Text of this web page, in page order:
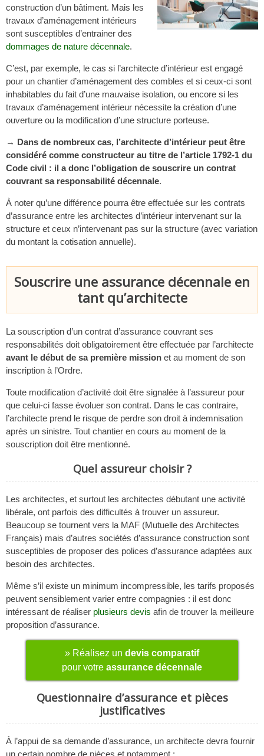
construction d’un bâtiment. Mais les
travaux d’aménagement intérieurs
sont susceptibles d’entrainer des
dommages de nature décennale.
C’est, par exemple, le cas si l’architecte d’intérieur est engagé
pour un chantier d’aménagement des combles et si ceux-ci sont
inhabitables du fait d’une mauvaise isolation, ou encore si les
travaux d’aménagement intérieur nécessite la création d’une
ouverture ou la modification d’une structure porteuse.
→ Dans de nombreux cas, l’architecte d’intérieur peut être
considéré comme constructeur au titre de l’article 1792-1 du
Code civil : il a donc l’obligation de souscrire un contrat
couvrant sa responsabilité décennale.
À noter qu’une différence pourra être effectuée sur les contrats
d’assurance entre les architectes d’intérieur intervenant sur la
structure et ceux n’intervenant pas sur la structure (avec variation
du montant la cotisation annuelle).
Souscrire une assurance décennale en
tant qu’architecte
La souscription d’un contrat d’assurance couvrant ses
responsabilités doit obligatoirement être effectuée par l’architecte
avant le début de sa première mission et au moment de son
inscription à l’Ordre.
Toute modification d’activité doit être signalée à l’assureur pour
que celui-ci fasse évoluer son contrat. Dans le cas contraire,
l’architecte prend le risque de perdre son droit à indemnisation
après un sinistre. Tout chantier en cours au moment de la
souscription doit être mentionné.
Quel assureur choisir ?
Les architectes, et surtout les architectes débutant une activité
libérale, ont parfois des difficultés à trouver un assureur.
Beaucoup se tournent vers la MAF (Mutuelle des Architectes
Français) mais d’autres sociétés d’assurance construction sont
susceptibles de proposer des polices d’assurance adaptées aux
besoin des architectes.
Même s’il existe un minimum incompressible, les tarifs proposés
peuvent sensiblement varier entre compagnies : il est donc
intéressant de réaliser plusieurs devis afin de trouver la meilleure
proposition d’assurance.
» Réalisez un devis comparatif
pour votre assurance décennale
Questionnaire d’assurance et pièces
justificatives
À l’appui de sa demande d’assurance, un architecte devra fournir
un certain nombre de pièces et notamment :